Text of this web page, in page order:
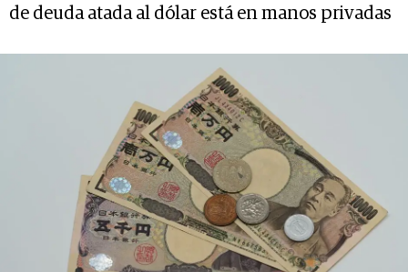
de deuda atada al dólar está en manos privadas